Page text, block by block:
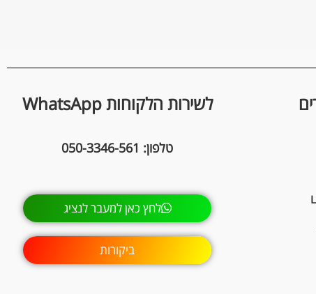
לשירות הלקוחות WhatsApp
טלפון: 050-3346-561
לחץ כאן למעבר לנציג
ביקורות